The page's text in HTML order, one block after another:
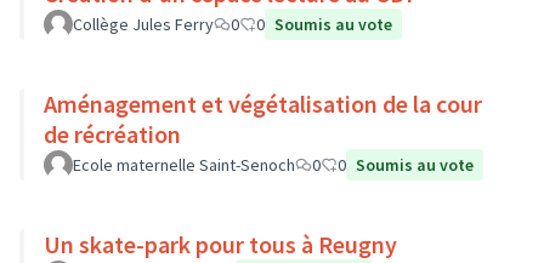
Collège Jules Ferry 0 0 Soumis au vote
Aménagement et végétalisation de la cour
de récréation
Ecole maternelle Saint-Senoch 0 0 Soumis au vote
Un skate-park pour tous à Reugny